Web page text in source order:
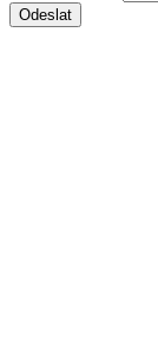
Odeslat